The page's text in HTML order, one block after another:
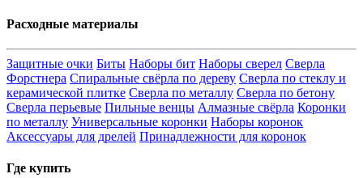
Расходные материалы
Защитные очки Биты Наборы бит Наборы сверел Сверла
Форстнера Спиральные свёрла по дереву Сверла по стеклу и
керамической плитке Сверла по металлу Сверла по бетону
Сверла перьевые Пильные венцы Алмазные свёрла Коронки
по металлу Универсальные коронки Наборы коронок
Аксессуары для дрелей Принадлежности для коронок
Где купить